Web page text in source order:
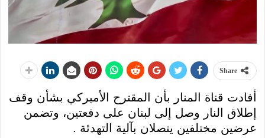
Share
أفادت قناة المنار بأن المقترح الأميركي بشأن وقف
إطلاق النار وصل إلى لبنان على دفعتين، وتضمن
عرضين مختلفين يتصلان بآلية التهدئة .